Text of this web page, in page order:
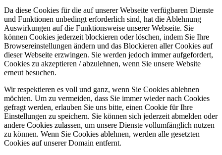
Da diese Cookies für die auf unserer Webseite verfügbaren Dienste
und Funktionen unbedingt erforderlich sind, hat die Ablehnung
Auswirkungen auf die Funktionsweise unserer Webseite. Sie
können Cookies jederzeit blockieren oder löschen, indem Sie Ihre
Browsereinstellungen ändern und das Blockieren aller Cookies auf
dieser Webseite erzwingen. Sie werden jedoch immer aufgefordert,
Cookies zu akzeptieren / abzulehnen, wenn Sie unsere Website
erneut besuchen.
Wir respektieren es voll und ganz, wenn Sie Cookies ablehnen
möchten. Um zu vermeiden, dass Sie immer wieder nach Cookies
gefragt werden, erlauben Sie uns bitte, einen Cookie für Ihre
Einstellungen zu speichern. Sie können sich jederzeit abmelden oder
andere Cookies zulassen, um unsere Dienste vollumfänglich nutzen
zu können. Wenn Sie Cookies ablehnen, werden alle gesetzten
Cookies auf unserer Domain entfernt.